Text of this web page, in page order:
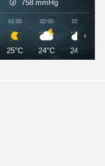
758 mmHg
01:00
25°C
02:00
24°C
03:00
24°C
›